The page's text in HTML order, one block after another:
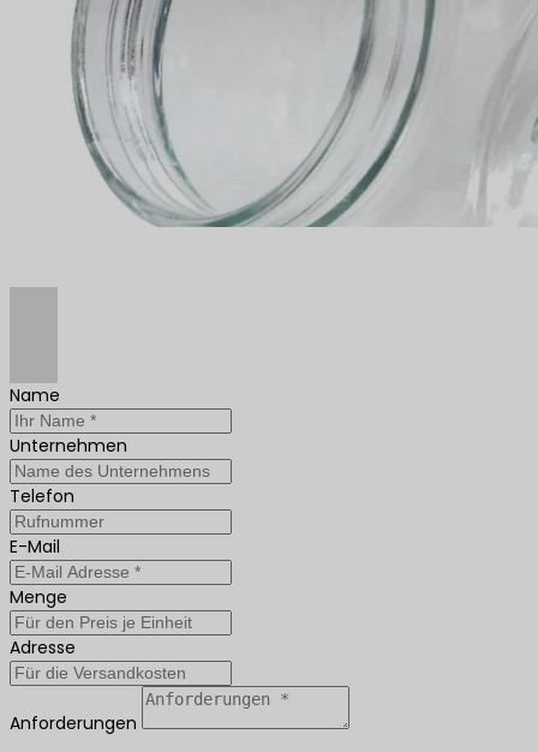
Name
Unternehmen
Telefon
E-Mail
Menge
Adresse
Anforderungen